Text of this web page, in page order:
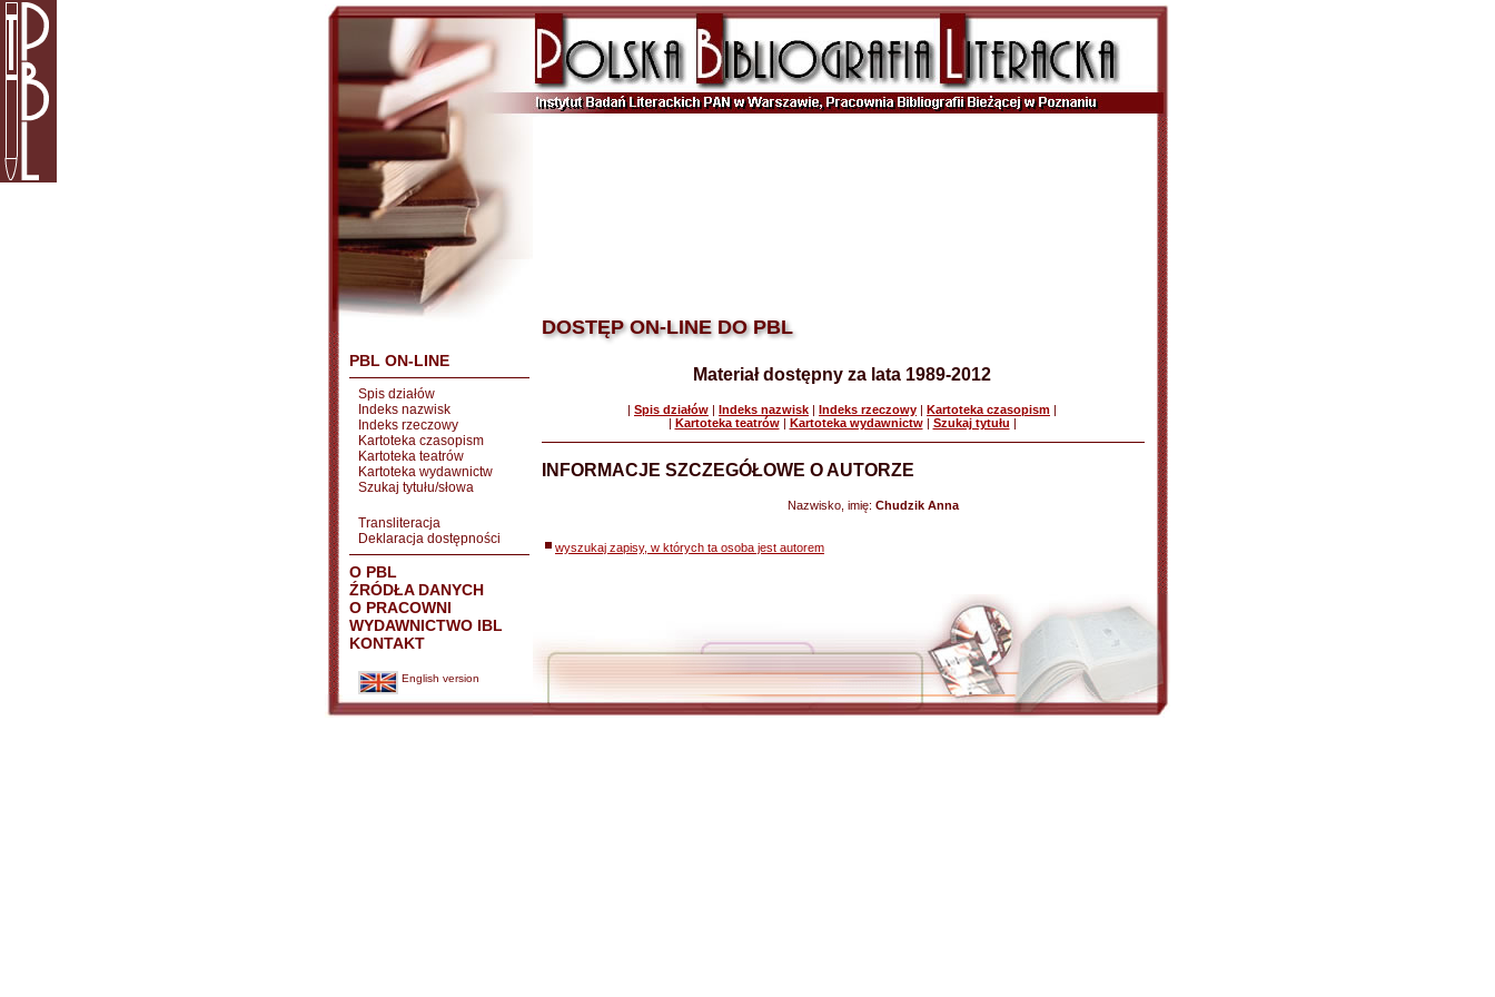
PBL ON-LINE
Spis działów
Indeks nazwisk
Indeks rzeczowy
Kartoteka czasopism
Kartoteka teatrów
Kartoteka wydawnictw
Szukaj tytułu/słowa
Transliteracja
Deklaracja dostępności
O PBL
ŹRÓDŁA DANYCH
O PRACOWNI
WYDAWNICTWO IBL
KONTAKT
English version
DOSTĘP ON-LINE DO PBL
Materiał dostępny za lata 1989-2012
| Spis działów | Indeks nazwisk | Indeks rzeczowy | Kartoteka czasopism |
| Kartoteka teatrów| Kartoteka wydawnictw| Szukaj tytułu |
INFORMACJE SZCZEGÓŁOWE O AUTORZE
Nazwisko, imię: Chudzik Anna
wyszukaj zapisy, w których ta osoba jest autorem